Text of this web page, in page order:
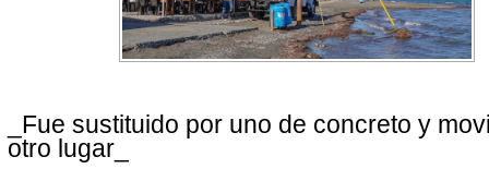
_Fue sustituido por uno de concreto y
otro lugar_